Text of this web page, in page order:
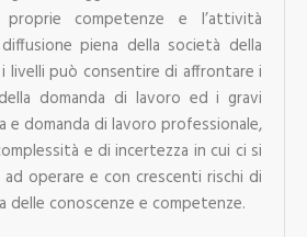
competenze e l’attività
piena della società della
livelli può consentire di affrontare i
domanda di lavoro ed i gravi
e domanda di lavoro professionale,
e di incertezza in cui ci si
operare e con crescenti rischi di
delle conoscenze e competenze.